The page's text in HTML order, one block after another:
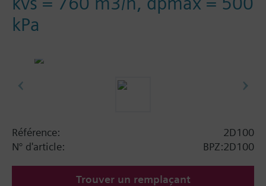
kPa
Référence:
2D100
N° d'article:
BPZ:2D100
Trouver un remplaçant